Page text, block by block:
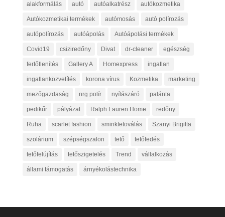
alakformálás autó autóalkatrész autókozmetika
Autókozmetikai termékek autómosás autó polírozás
autópolírozás autóápolás Autóápolási termékek
Covid19 csiziredőny Divat dr-cleaner egészség
fertőtlenítés Gallery A Homexpress ingatlan
ingatlanközvetítés korona vírus Kozmetika marketing
mezőgazdaság nrg polír nyílászáró palánta
pedikűr pályázat Ralph Lauren Home redőny
Ruha scarlet fashion sminktetoválás Szanyi Brigitta
szolárium szépségszalon tető tetőfedés
tetőfelújítás tetőszigetelés Trend vállalkozás
állami támogatás árnyékolástechnika